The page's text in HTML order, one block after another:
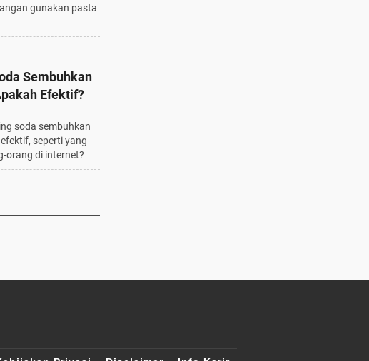
gunakan pasta
Sembuhkan
Efektif?
soda sembuhkan
seperti yang
orang di internet?